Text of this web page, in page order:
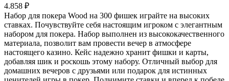
4.858 ₽
Набор для покера Wood на 300 фишек играйте на высоких
ставках. Почувствуйте себя настоящим игроком с элегантным
набором для покера. Набор выполнен из высококачественного
материала, позволит вам провести вечер в атмосфере
настоящего казино. Кейс надежно хранит фишки и карты,
добавляя шик и роскошь этому набору. Отличный выбор для
домашних вечеров с друзьями или подарок для истинных